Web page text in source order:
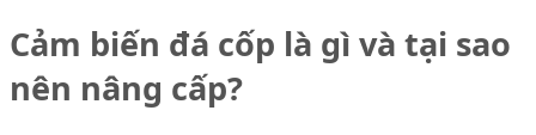
Cảm biến đá cốp là gì và tại sao
nên nâng cấp?